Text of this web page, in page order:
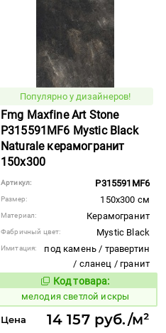
Популярно у дизайнеров!
Fmg Maxfine Art Stone
P315591MF6 Mystic Black
Naturale керамогранит
150x300
Артикул: P315591MF6
Размер: 150x300 см
Материал: Керамогранит
Фабричный цвет: Mystic Black
Имитация:
под камень / травертин
/ сланец / гранит
Код товара:
963534 Код товара:
мелодия светлой искры
Цена 14 157 руб./м²